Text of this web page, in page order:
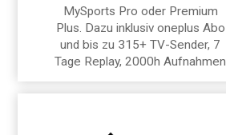
MySports Pro oder Premium
Plus. Dazu inklusiv oneplus Abo
und bis zu 315+ TV-Sender, 7
Tage Replay, 2000h Aufnahmen